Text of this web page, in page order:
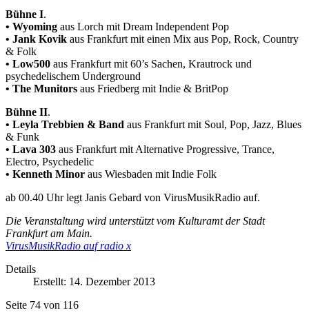
Bühne I.
• Wyoming aus Lorch mit Dream Independent Pop
• Jank Kovik aus Frankfurt mit einen Mix aus Pop, Rock, Country
& Folk
• Low500 aus Frankfurt mit 60’s Sachen, Krautrock und
psychedelischem Underground
• The Munitors aus Friedberg mit Indie & BritPop
Bühne II.
• Leyla Trebbien & Band aus Frankfurt mit Soul, Pop, Jazz, Blues
& Funk
• Lava 303 aus Frankfurt mit Alternative Progressive, Trance,
Electro, Psychedelic
• Kenneth Minor aus Wiesbaden mit Indie Folk
ab 00.40 Uhr legt Janis Gebard von VirusMusikRadio auf.
Die Veranstaltung wird unterstützt vom Kulturamt der Stadt
Frankfurt am Main.
VirusMusikRadio auf radio x
Details
Erstellt: 14. Dezember 2013
Seite 74 von 116